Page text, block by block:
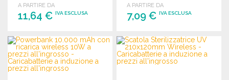
pratiche.
A PARTIRE DA
11,64 € IVA ESCLUSA
ORDINARE
Richiedi un preventivo
A PARTIRE DA
7,09 €IVA ESCLUSA
ORDINARE
Richiedi un preventivo